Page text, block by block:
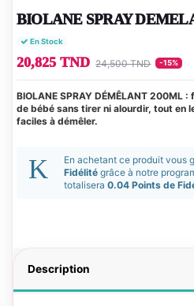
BIOLANE SPRAY
En Stock
20,825 TND 24,500 TND -15%
BIOLANE SPRAY DÉMÊLANT
de bébé sans tirer ni alourdir, tout en
faciles à démêler.
En achetant ce produit vous
Fidélité grâce à notre
totalisera 0.04 Points de
Description